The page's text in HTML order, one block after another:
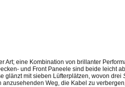
Art; eine Kombination von brillanter
und Front Paneele sind beide leicht
glänzt mit sieben Lüfterplätzen, wovon drei
Weg, die Kabel zu